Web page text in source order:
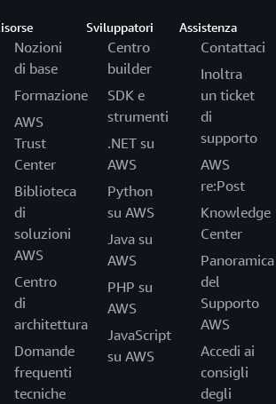
Nozioni
di base
Formazione
AWS
Trust
Center
Biblioteca
di
soluzioni
AWS
Centro
di
architettura
Domande
frequenti
tecniche
Sviluppatori
Centro
builder
SDK e
strumenti
.NET su
AWS
Python
su AWS
Java su
AWS
PHP su
AWS
JavaScript
su AWS
Assistenza
Contattaci
Inoltra
un ticket
di
supporto
AWS
re:Post
Knowledge
Center
Panoramica
del
Supporto
AWS
Accedi ai
consigli
degli